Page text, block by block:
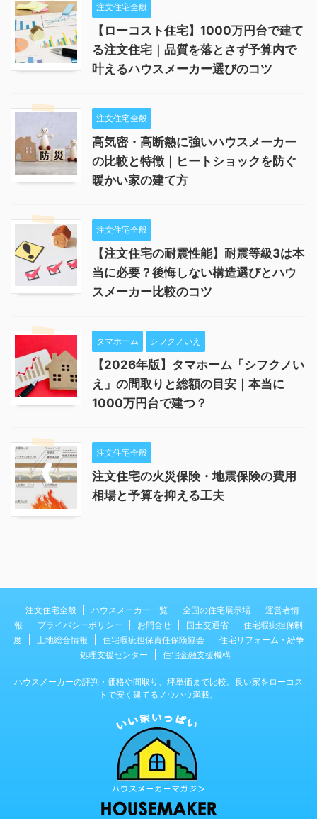
注文住宅全般
【ローコスト住宅】1000万円台で建て
る注文住宅｜品質を落とさず予算内で
叶えるハウスメーカー選びのコツ
注文住宅全般
高気密・高断熱に強いハウスメーカー
の比較と特徴｜ヒートショックを防ぐ
暖かい家の建て方
注文住宅全般
【注文住宅の耐震性能】耐震等級3は本
当に必要？後悔しない構造選びとハウ
スメーカー比較のコツ
タマホーム シフクノいえ
【2026年版】タマホーム「シフクノい
え」の間取りと総額の目安｜本当に
1000万円台で建つ？
注文住宅全般
注文住宅の火災保険・地震保険の費用
相場と予算を抑える工夫
注文住宅全般 ハウスメーカー一覧 全国の住宅展示場
運営者情
報
プライバシーポリシー お問合せ 国土交通省
住宅瑕疵担保制
度
土地総合情報 住宅瑕疵担保責任保険協会
住宅リフォーム・紛争
処理支援センター
住宅金融支援機構
ハウスメーカーの評判・価格や間取り、坪単価まで比較。良い家をローコス
トで安く建てるノウハウ満載。